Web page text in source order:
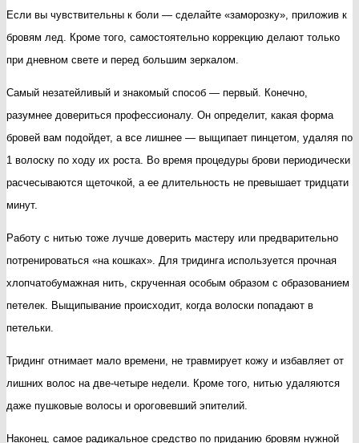
Если вы чувствительны к боли — сделайте «заморозку», приложив к
бровям лед. Кроме того, самостоятельно коррекцию делают только
при дневном свете и перед большим зеркалом.
Самый незатейливый и знакомый способ — первый. Конечно,
разумнее довериться профессионалу. Он определит, какая форма
бровей вам подойдет, а все лишнее — выщипает пинцетом, удаляя по
1 волоску по ходу их роста. Во время процедуры брови периодически
расчесываются щеточкой, а ее длительность не превышает тридцати
минут.
Работу с нитью тоже лучше доверить мастеру или предварительно
потренироваться «на кошках». Для тридинга используется прочная
хлопчатобумажная нить, скрученная особым образом с образованием
петелек. Выщипывание происходит, когда волоски попадают в
петельки.
Тридинг отнимает мало времени, не травмирует кожу и избавляет от
лишних волос на две-четыре недели. Кроме того, нитью удаляются
даже пушковые волосы и ороговевший эпителий.
Наконец, самое радикальное средство по приданию бровям нужной